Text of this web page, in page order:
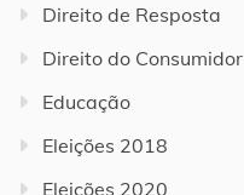
Direito de Resposta
Direito do Consumidor
Educação
Eleições 2018
Eleições 2020